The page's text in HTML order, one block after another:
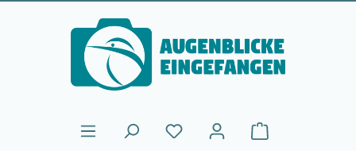
Saltar al contenido principal
El carrito de